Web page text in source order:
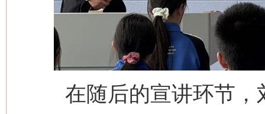
在随后的宣讲环节，